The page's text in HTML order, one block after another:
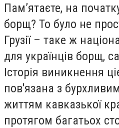
Пам’ятаєте, на
борщ? То було не
Грузії – таке ж
для українців борщ,
Історія виникнення
пов'язана з
життям кавказької
протягом багатьох